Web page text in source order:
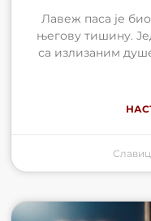
Лавеж паса је
његову тишину.
са излизаним